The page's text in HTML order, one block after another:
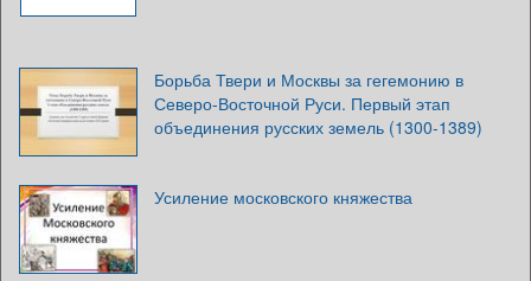
Борьба Твери и Москвы за гегемонию в
Северо-Восточной Руси. Первый этап
объединения русских земель (1300-1389)
Усиление московского княжества